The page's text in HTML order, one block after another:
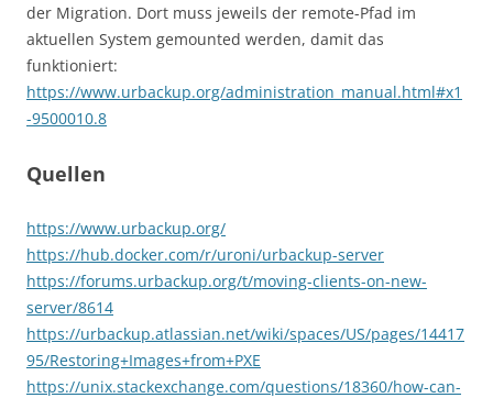
der Migration. Dort muss jeweils der remote-Pfad im
aktuellen System gemounted werden, damit das
funktioniert:
https://www.urbackup.org/administration_manual.html#x1
-9500010.8
Quellen
https://www.urbackup.org/
https://hub.docker.com/r/uroni/urbackup-server
https://forums.urbackup.org/t/moving-clients-on-new-
server/8614
https://urbackup.atlassian.net/wiki/spaces/US/pages/14417
95/Restoring+Images+from+PXE
https://unix.stackexchange.com/questions/18360/how-can-